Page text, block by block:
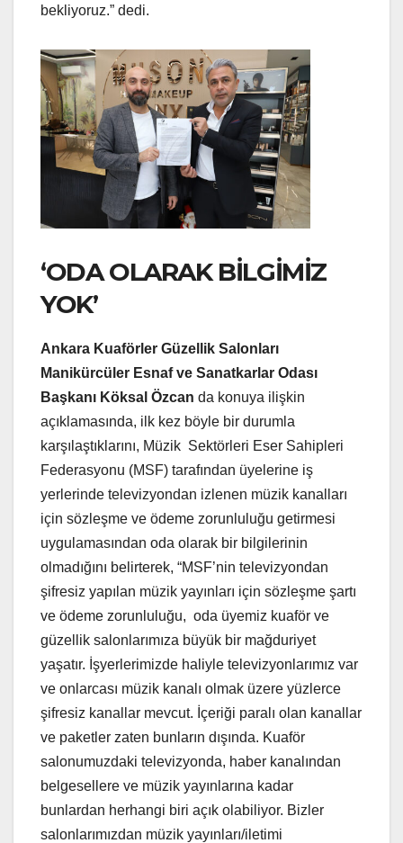
bekliyoruz.” dedi.
‘ODA OLARAK BİLGİMİZ
YOK’
Ankara Kuaförler Güzellik Salonları
Manikürcüler Esnaf ve Sanatkarlar Odası
Başkanı Köksal Özcan da konuya ilişkin
açıklamasında, ilk kez böyle bir durumla
karşılaştıklarını, Müzik Sektörleri Eser Sahipleri
Federasyonu (MSF) tarafından üyelerine iş
yerlerinde televizyondan izlenen müzik kanalları
için sözleşme ve ödeme zorunluluğu getirmesi
uygulamasından oda olarak bir bilgilerinin
olmadığını belirterek, “MSF’nin televizyondan
şifresiz yapılan müzik yayınları için sözleşme şartı
ve ödeme zorunluluğu, oda üyemiz kuaför ve
güzellik salonlarımıza büyük bir mağduriyet
yaşatır. İşyerlerimizde haliyle televizyonlarımız var
ve onlarcası müzik kanalı olmak üzere yüzlerce
şifresiz kanallar mevcut. İçeriği paralı olan kanallar
ve paketler zaten bunların dışında. Kuaför
salonumuzdaki televizyonda, haber kanalından
belgesellere ve müzik yayınlarına kadar
bunlardan herhangi biri açık olabiliyor. Bizler
salonlarımızdan müzik yayınları/iletimi